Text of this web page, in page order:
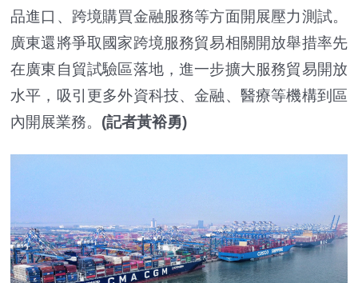
品進口、跨境購買金融服務等方面開展壓力測試。
廣東還將爭取國家跨境服務貿易相關開放舉措率先
在廣東自貿試驗區落地，進一步擴大服務貿易開放
水平，吸引更多外資科技、金融、醫療等機構到區
內開展業務。 (記者黃裕勇)